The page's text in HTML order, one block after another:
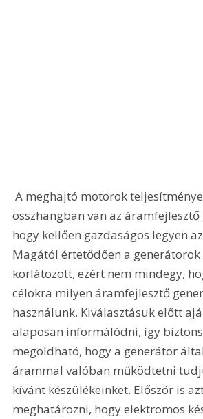
A meghajtó motorok teljesítménye mindig
összhangban van az
hogy kellően gazdaságos legyen
Magától értetődően a
korlátozott, ezért nem mindegy,
célokra milyen áramfejlesztő
használunk. Kiválasztásuk előtt
alaposan informálódni, így
megoldható, hogy a generátor
árammal valóban működtetni
kívánt készülékeinket. Először is
meghatározni, hogy elektromos